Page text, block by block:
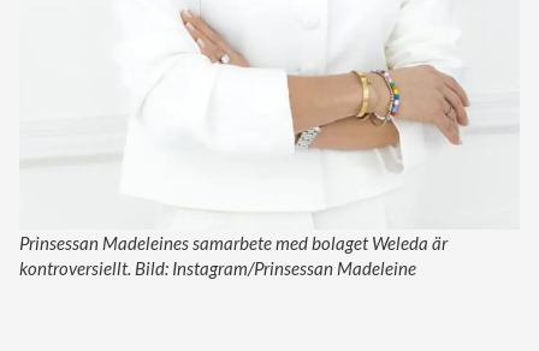
Prinsessan Madeleines samarbete med bolaget Weleda är
kontroversiellt. Bild: Instagram/Prinsessan Madeleine